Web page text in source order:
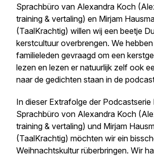
Sprachbüro van Alexandra Koch
training & vertaling) en Mirjam
(TaalKrachtig) willen wij een beetje
kerstcultuur overbrengen. We
familieleden gevraagd om een
lezen en lezen er natuurlijk zelf ook
naar de gedichten staan in de
In dieser Extrafolge der Podcastserie
Sprachbüro von Alexandra Koch
training & vertaling) und Mirjam
(TaalKrachtig) möchten wir ein
Weihnachtskultur rüberbringen. Wir